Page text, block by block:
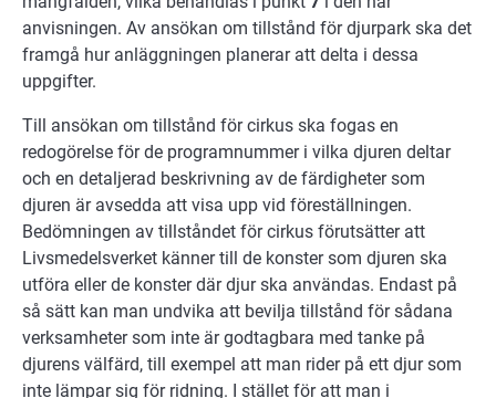
anvisningen. Av ansökan om tillstånd för djurpark ska det
framgå hur anläggningen planerar att delta i dessa
uppgifter.
Till ansökan om tillstånd för cirkus ska fogas en
redogörelse för de programnummer i vilka djuren deltar
och en detaljerad beskrivning av de färdigheter som
djuren är avsedda att visa upp vid föreställningen.
Bedömningen av tillståndet för cirkus förutsätter att
Livsmedelsverket känner till de konster som djuren ska
utföra eller de konster där djur ska användas. Endast på
så sätt kan man undvika att bevilja tillstånd för sådana
verksamheter som inte är godtagbara med tanke på
djurens välfärd, till exempel att man rider på ett djur som
inte lämpar sig för ridning. I stället för att man i